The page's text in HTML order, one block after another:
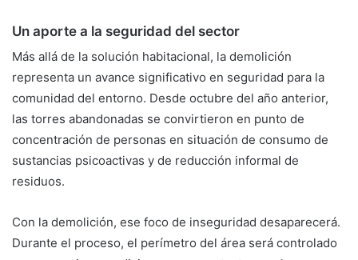
Un aporte a la seguridad del sector
Más allá de la solución habitacional, la demolición
representa un avance significativo en seguridad para la
comunidad del entorno. Desde octubre del año anterior,
las torres abandonadas se convirtieron en punto de
concentración de personas en situación de consumo de
sustancias psicoactivas y de reducción informal de
residuos.
Con la demolición, ese foco de inseguridad desaparecerá.
Durante el proceso, el perímetro del área será controlado